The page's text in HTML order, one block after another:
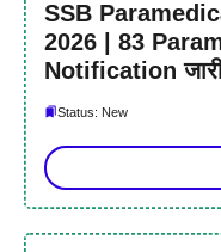
SSB
2026 | 83
Notification
Status: New